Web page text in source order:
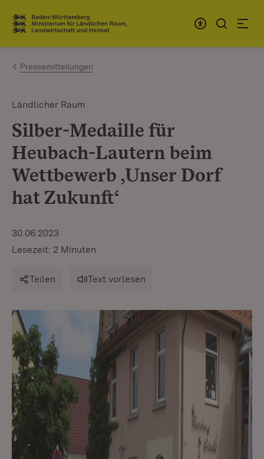
Zum Inhalt springen
Link zur Startseite
Pressemitteilungen
Ländlicher Raum
Silber-Medaille für
Heubach-Lautern beim
Wettbewerb ‚Unser Dorf
hat Zukunft‘
30.06.2023
Lesezeit: 2 Minuten
Teilen Text vorlesen